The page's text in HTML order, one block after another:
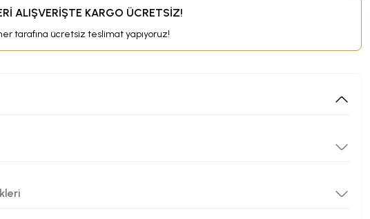
ALIŞVERİŞTE KARGO ÜCRETSİZ!
tarafına ücretsiz teslimat yapıyoruz!